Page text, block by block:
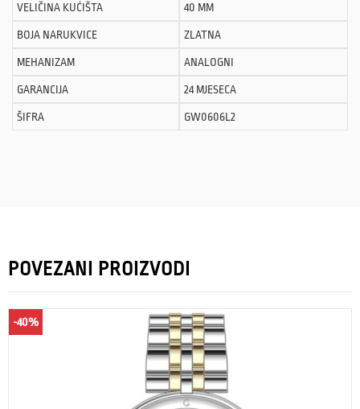
VELIČINA KUĆIŠTA 40 MM
BOJA NARUKVICE ZLATNA
MEHANIZAM ANALOGNI
GARANCIJA 24 MJESECA
ŠIFRA GW0606L2
POVEZANI PROIZVODI
-40%